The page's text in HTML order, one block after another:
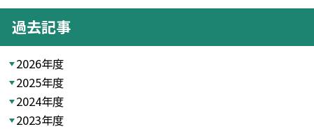
過去記事
2026年度
2025年度
2024年度
2023年度